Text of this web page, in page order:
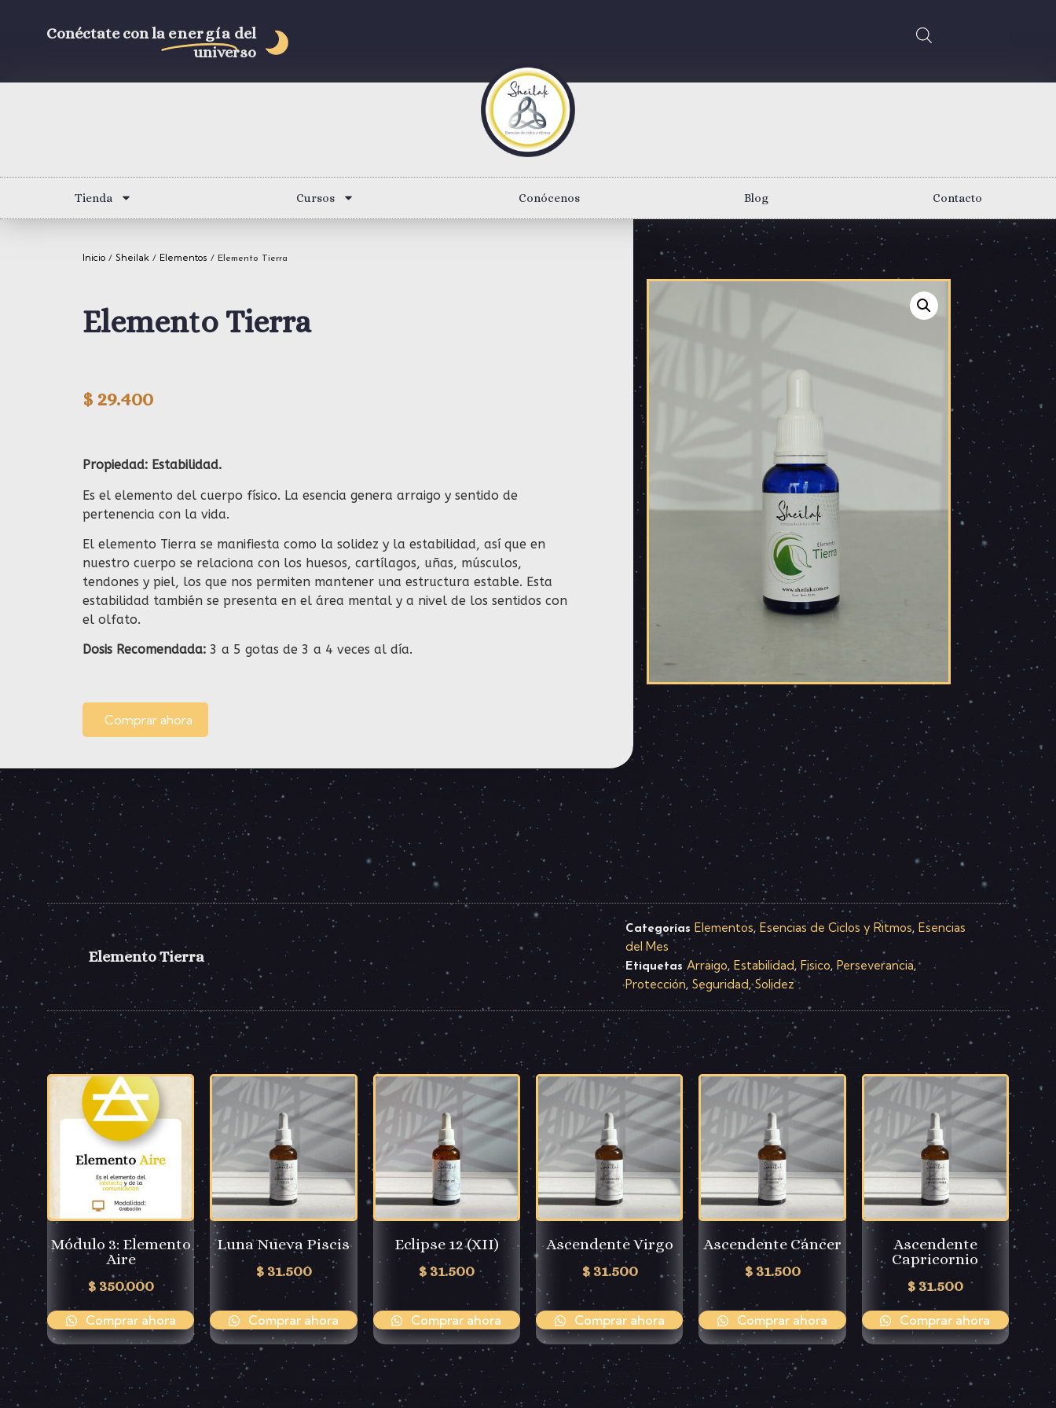
Conéctate con la energía del
universo
Tienda Cursos Conócenos Blog Contacto
Inicio/ Sheilak/ Elementos / Elemento Tierra
Elemento Tierra
$29.400
Propiedad: Estabilidad.
Es el elemento del cuerpo físico. La esencia genera arraigo y sentido de
pertenencia con la vida.
El elemento Tierra se manifiesta como la solidez y la estabilidad, así que en
nuestro cuerpo se relaciona con los huesos, cartílagos, uñas, músculos,
tendones y piel, los que nos permiten mantener una estructura estable. Esta
estabilidad también se presenta en el área mental y a nivel de los sentidos con
el olfato.
Dosis Recomendada:3 a 5 gotas de 3 a 4 veces al día.
Comprar ahora
Elemento Tierra
Categorías Elementos, Esencias de Ciclos y Ritmos, Esencias
del Mes
Etiquetas Arraigo, Estabilidad, Fisico, Perseverancia,
Protección, Seguridad,Solidez
Módulo 3: Elemento
Aire
$ 350.000
Comprar ahora
Luna Nueva Piscis
$31.500
Comprar ahora
Eclipse 12 (XII)
$ 31.500
Comprar ahora
Ascendente Virgo
$31.500
Comprar ahora
Ascendente Cáncer
$31.500
Comprar ahora
Ascendente
Capricornio
$ 31.500
Comprar ahora